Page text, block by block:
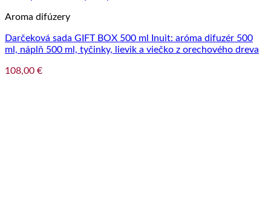
Aroma difúzery
Darčeková sada GIFT BOX 500 ml Inuit: aróma difuzér 500
ml, náplň 500 ml, tyčinky, lievik a viečko z orechového dreva
108,00 €